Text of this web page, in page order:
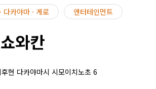
다카야마 · 게로 엔터테인먼트
와칸
현 다카야마시 시모이치노초 6